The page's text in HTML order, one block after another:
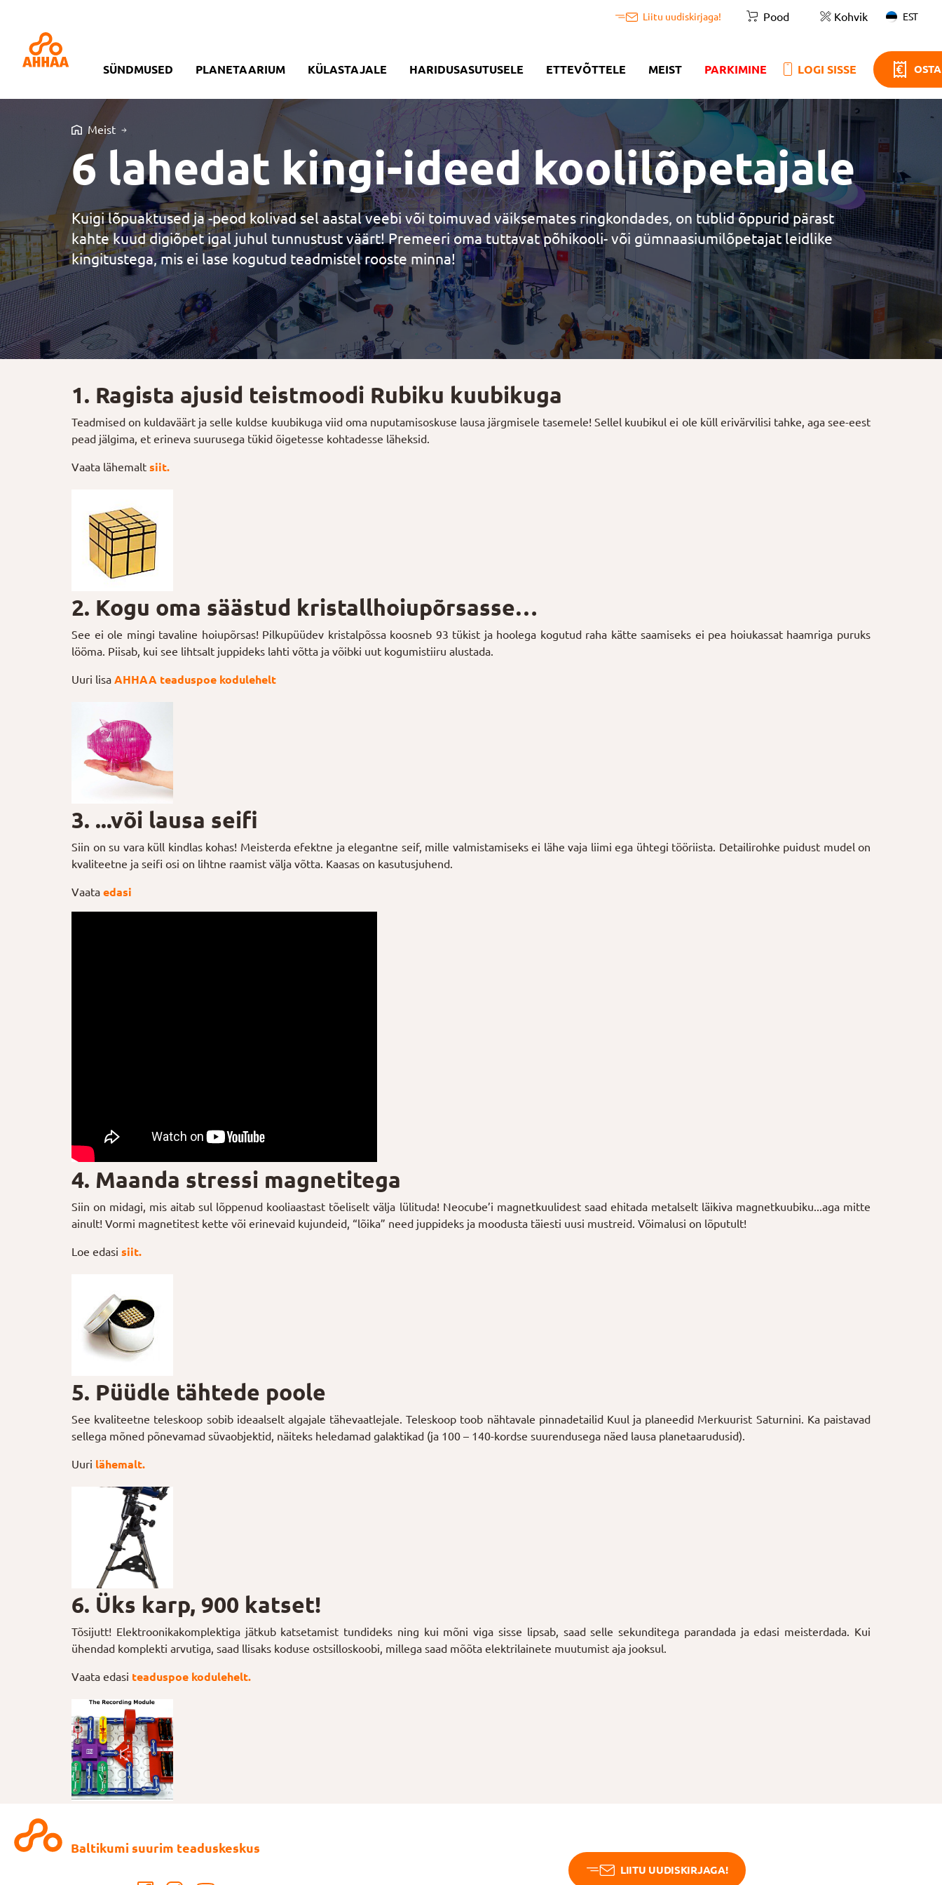
Liitu uudiskirjaga! Pood Kohvik EST
SÜNDMUSED PLANETAARIUM KÜLASTAJALE HARIDUSASUTUSELE ETTEVÕTTELE MEIST PARKIMINE LOGI SISSE
Meist
6 lahedat kingi-ideed koolilõpetajale
Kuigi lõpuaktused ja -peod kolivad sel aastal veebi või toimuvad väiksemates ringkondades, on tublid õppurid pärast
kahte kuud digiõpet igal juhul tunnustust väärt! Premeeri oma tuttavat põhikooli- või gümnaasiumilõpetajat leidlike
kingitustega, mis ei lase kogutud teadmistel rooste minna!
1. Ragista ajusid teistmoodi Rubiku kuubikuga
Teadmised on kuldaväärt ja selle kuldse kuubikuga viid oma nuputamisoskuse lausa järgmisele tasemele! Sellel kuubikul ei ole küll erivärvilisi tahke, aga see-eest
pead jälgima, et erineva suurusega tükid õigetesse kohtadesse läheksid.
Vaata lähemalt siit.
2. Kogu oma säästud kristallhoiupõrsasse…
See ei ole mingi tavaline hoiupõrsas! Pilkupüüdev kristalpõssa koosneb 93 tükist ja hoolega kogutud raha kätte saamiseks ei pea hoiukassat haamriga puruks
lööma. Piisab, kui see lihtsalt juppideks lahti võtta ja võibki uut kogumistiiru alustada.
Uuri lisa AHHAA teaduspoe kodulehelt
3. ...või lausa seifi
Siin on su vara küll kindlas kohas! Meisterda efektne ja elegantne seif, mille valmistamiseks ei lähe vaja liimi ega ühtegi tööriista. Detailirohke puidust mudel on
kvaliteetne ja seifi osi on lihtne raamist välja võtta. Kaasas on kasutusjuhend.
Vaata edasi
4. Maanda stressi magnetitega
Siin on midagi, mis aitab sul lõppenud kooliaastast tõeliselt välja lülituda! Neocube’i magnetkuulidest saad ehitada metalselt läikiva magnetkuubiku...aga mitte
ainult! Vormi magnetitest kette või erinevaid kujundeid, “lõika” need juppideks ja moodusta täiesti uusi mustreid. Võimalusi on lõputult!
Loe edasi siit.
5. Püüdle tähtede poole
See kvaliteetne teleskoop sobib ideaalselt algajale tähevaatlejale. Teleskoop toob nähtavale pinnadetailid Kuul ja planeedid Merkuurist Saturnini. Ka paistavad
sellega mõned põnevamad süvaobjektid, näiteks heledamad galaktikad (ja 100 – 140-kordse suurendusega näed lausa planetaarudusid).
Uuri lähemalt.
6. Üks karp, 900 katset!
Tõsijutt! Elektroonikakomplektiga jätkub katsetamist tundideks ning kui mõni viga sisse lipsab, saad selle sekunditega parandada ja edasi meisterdada. Kui
ühendad komplekti arvutiga, saad llisaks koduse ostsilloskoobi, millega saad mõõta elektrilainete muutumist aja jooksul.
Vaata edasi teaduspoe kodulehelt.
Baltikumi suurim teaduskeskus
LIITU UUDISKIRJAGA!